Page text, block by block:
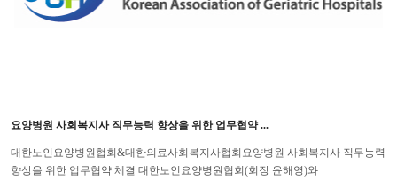
요양병원 사회복지사 직무능력 향상을 위한 업무협약 ...
대한노인요양병원협회&대한의료사회복지사협회요양병원 사회복지사 직무능력
향상을 위한 업무협약 체결 대한노인요양병원협회(회장 윤해영)와